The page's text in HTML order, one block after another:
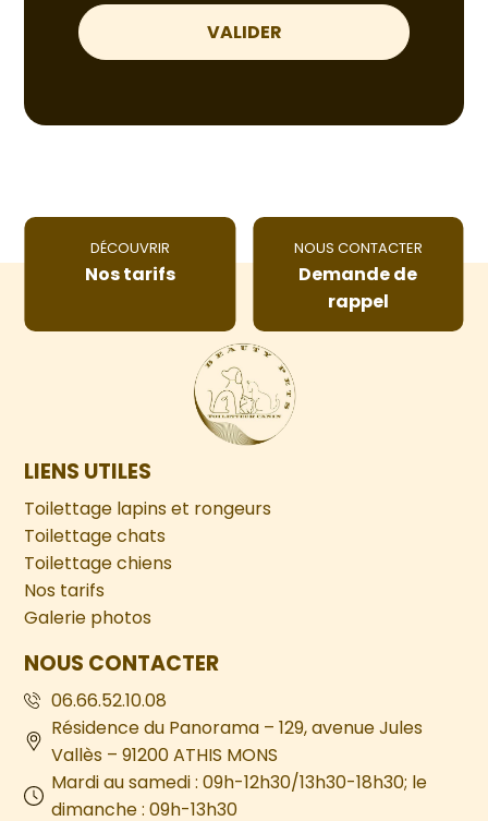
DÉCOUVRIR
Nos tarifs
NOUS CONTACTER
Demande de
rappel
LIENS UTILES
Toilettage lapins et rongeurs
Toilettage chats
Toilettage chiens
Nos tarifs
Galerie photos
NOUS CONTACTER
06.66.52.10.08
Résidence du Panorama – 129, avenue Jules
Vallès – 91200 ATHIS MONS
Mardi au samedi : 09h-12h30/13h30-18h30; le
dimanche : 09h-13h30